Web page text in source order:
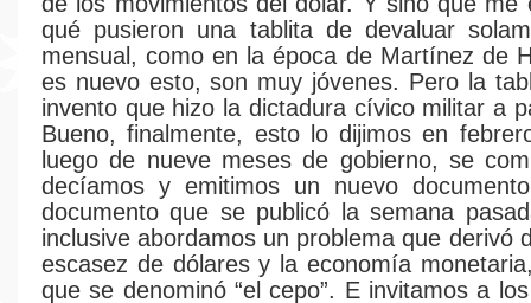
qué pusieron una tablita de devaluar
mensual, como en la época de Martínez de
es nuevo esto, son muy jóvenes. Pero la
invento que hizo la dictadura cívico militar a
Bueno, finalmente, esto lo dijimos en
luego de nueve meses de gobierno, se
decíamos y emitimos un nuevo
documento que se publicó la semana
inclusive abordamos un problema que derivó
escasez de dólares y la economía
que se denominó “el cepo”. E invitamos a